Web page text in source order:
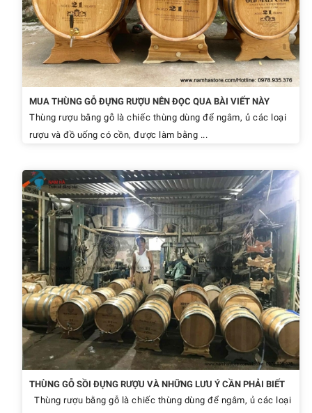
MUA THÙNG GỖ ĐỰNG RƯỢU NÊN ĐỌC QUA BÀI VIẾT NÀY
Thùng rượu bằng gỗ là chiếc thùng dùng để ngâm, ủ các loại
rượu và đồ uống có cồn, được làm bằng ...
THÙNG GỖ SỒI ĐỰNG RƯỢU VÀ NHỮNG LƯU Ý CẦN PHẢI BIẾT
Thùng rượu bằng gỗ là chiếc thùng dùng để ngâm, ủ các loại